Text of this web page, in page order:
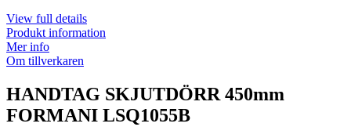
View full details
Produkt information
Mer info
Om tillverkaren
HANDTAG SKJUTDÖRR 450mm
FORMANI LSQ1055B